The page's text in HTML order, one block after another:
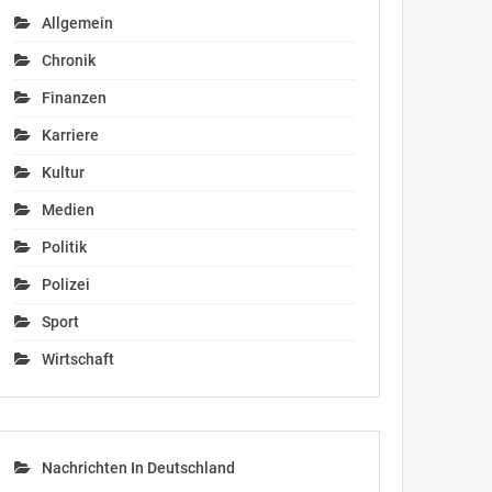
Allgemein
Chronik
Finanzen
Karriere
Kultur
Medien
Politik
Polizei
Sport
Wirtschaft
Nachrichten In Deutschland